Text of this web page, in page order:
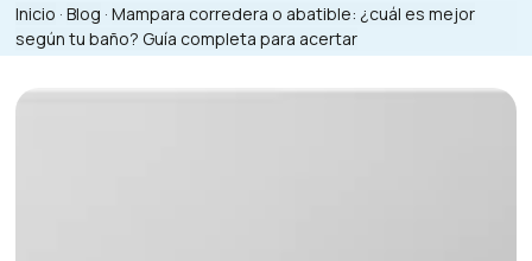
Inicio ·Blog ·Mampara corredera o abatible: ¿cuál es mejor
según tu baño? Guía completa para acertar